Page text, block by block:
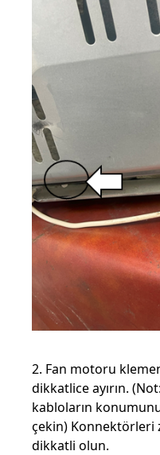
2. Fan motoru
dikkatlice ayırın.
kabloların
çekin) Konnektörleri
dikkatli olun.